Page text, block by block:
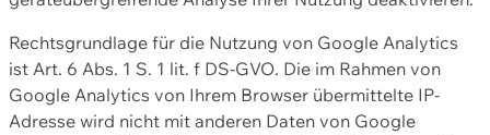
Rechtsgrundlage für die Nutzung von Google Analytics
ist Art. 6 Abs. 1 S. 1 lit. f DS-GVO. Die im Rahmen von
Google Analytics von Ihrem Browser übermittelte IP-
Adresse wird nicht mit anderen Daten von Google